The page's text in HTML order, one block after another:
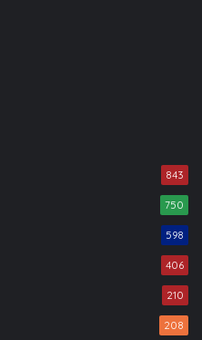
843
750
598
406
210
208